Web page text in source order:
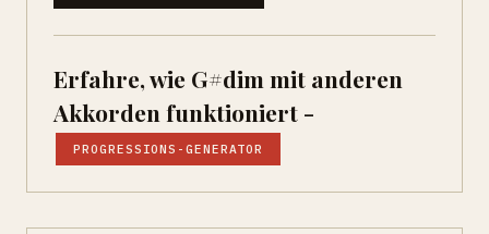
Erfahre, wie G#dim mit anderen
Akkorden funktioniert -
PROGRESSIONS-GENERATOR